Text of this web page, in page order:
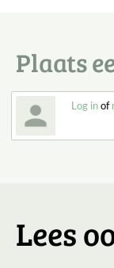
Plaats
Log inof
Lees